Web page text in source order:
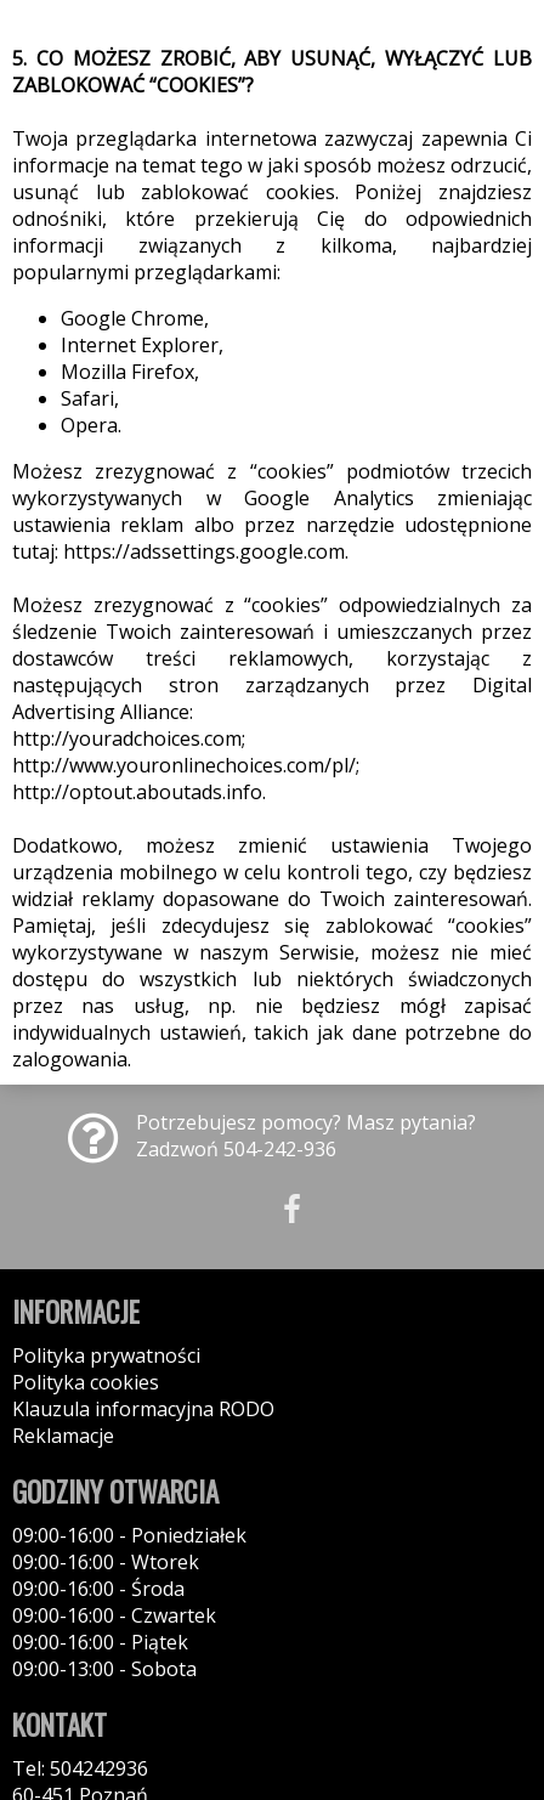
5. CO MOŻESZ ZROBIĆ, ABY USUNĄĆ, WYŁĄCZYĆ LUB
ZABLOKOWAĆ “COOKIES”?
Twoja przeglądarka internetowa zazwyczaj zapewnia Ci
informacje na temat tego w jaki sposób możesz odrzucić,
usunąć lub zablokować cookies. Poniżej znajdziesz
odnośniki, które przekierują Cię do odpowiednich
informacji związanych z kilkoma, najbardziej
popularnymi przeglądarkami:
Google Chrome,
Internet Explorer,
Mozilla Firefox,
Safari,
Opera.
Możesz zrezygnować z “cookies” podmiotów trzecich
wykorzystywanych w Google Analytics zmieniając
ustawienia reklam albo przez narzędzie udostępnione
tutaj: https://adssettings.google.com.
Możesz zrezygnować z “cookies” odpowiedzialnych za
śledzenie Twoich zainteresowań i umieszczanych przez
dostawców treści reklamowych, korzystając z
następujących stron zarządzanych przez Digital
Advertising Alliance:
http://youradchoices.com;
http://www.youronlinechoices.com/pl/;
http://optout.aboutads.info.
Dodatkowo, możesz zmienić ustawienia Twojego
urządzenia mobilnego w celu kontroli tego, czy będziesz
widział reklamy dopasowane do Twoich zainteresowań.
Pamiętaj, jeśli zdecydujesz się zablokować “cookies”
wykorzystywane w naszym Serwisie, możesz nie mieć
dostępu do wszystkich lub niektórych świadczonych
przez nas usług, np. nie będziesz mógł zapisać
indywidualnych ustawień, takich jak dane potrzebne do
zalogowania.
Potrzebujesz pomocy? Masz pytania?
Zadzwoń 504-242-936
INFORMACJE
Polityka prywatności
Polityka cookies
Klauzula informacyjna RODO
Reklamacje
GODZINY OTWARCIA
09:00-16:00 - Poniedziałek
09:00-16:00 - Wtorek
09:00-16:00 - Środa
09:00-16:00 - Czwartek
09:00-16:00 - Piątek
09:00-13:00 - Sobota
KONTAKT
Tel: 504242936